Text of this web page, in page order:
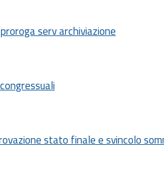
serv archiviazione
stato finale e svincolo